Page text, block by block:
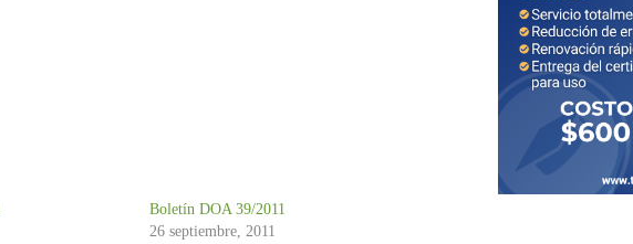
Boletín DOA 39/2011
26 septiembre, 2011